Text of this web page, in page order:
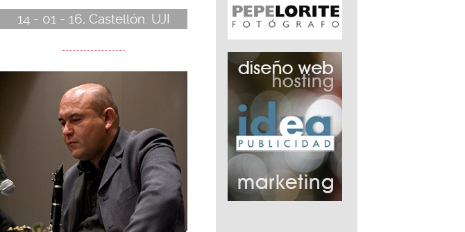
14 - 01 - 16, Castellón. UJI